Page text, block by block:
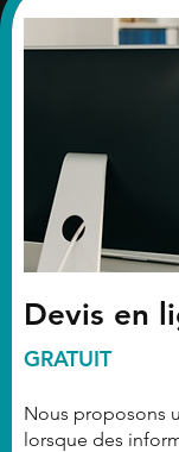
Devis en
GRATUIT
Nous proposons
lorsque des